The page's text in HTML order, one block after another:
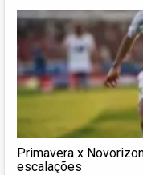
Primavera x
escalações